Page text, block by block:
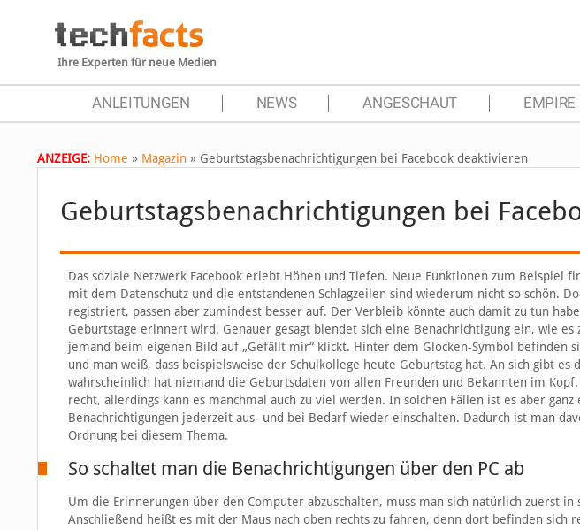
Ihre Experten für neue Medien
ANLEITUNGEN NEWS ANGESCHAUT EMPIRE
ANZEIGE: Home » Magazin » Geburtstagsbenachrichtigungen bei Facebook deaktivieren
Geburtstagsbenachrichtigungen bei
Das soziale Netzwerk Facebook erlebt Höhen und Tiefen. Neue Funktionen zum Beispiel
mit dem Datenschutz und die entstandenen Schlagzeilen sind wiederum nicht so schön.
registriert, passen aber zumindest besser auf. Der Verbleib könnte auch damit zu tun
Geburtstage erinnert wird. Genauer gesagt blendet sich eine Benachrichtigung ein, wie
jemand beim eigenen Bild auf „Gefällt mir“ klickt. Hinter dem Glocken-Symbol befinden
und man weiß, dass beispielsweise der Schulkollege heute Geburtstag hat. An sich gibt es
wahrscheinlich hat niemand die Geburtsdaten von allen Freunden und Bekannten im
recht, allerdings kann es manchmal auch zu viel werden. In solchen Fällen ist es aber
Benachrichtigungen jederzeit aus- und bei Bedarf wieder einschalten. Dadurch ist man
Ordnung bei diesem Thema.
So schaltet man die Benachrichtigungen über den PC ab
Um die Erinnerungen über den Computer abzuschalten, muss man sich natürlich zuerst in
Anschließend heißt es mit der Maus nach oben rechts zu fahren, denn dort befinden sich